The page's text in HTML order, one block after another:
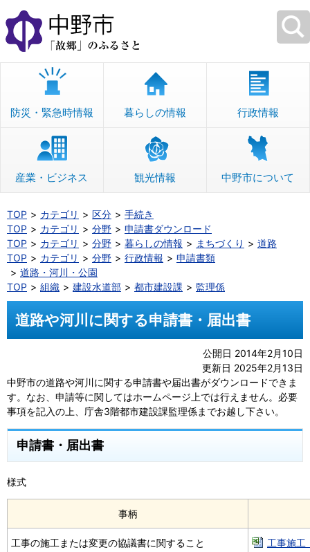
本
文
へ
移
防災・緊急時情報 暮らしの情報 行政情報
産業・ビジネス 観光情報 中野市について
TOP カテゴリ 区分
手続き
TOP
カテゴリ 分野
申請書ダウンロード
TOP
カテゴリ 分野 暮らしの情報 まちづくり
道路
TOP
カテゴリ 分野 行政情報
申請書類
道路・河川・公園
TOP
組織 建設水道部 都市建設課 監理係
道路や河川に関する申請書・届出書
公開日 2014年2月10日
更新日 2025年2月13日
中野市の道路や河川に関する申請書や届出書がダウンロードできま
す。なお、申請等に関してはホームページ上では行えません。必要
事項を記入の上、庁舎3階都市建設課監理係までお越し下さい。
申請書・届出書
様式
事柄
工事の施工または変更の協議書に関すること 工事施工